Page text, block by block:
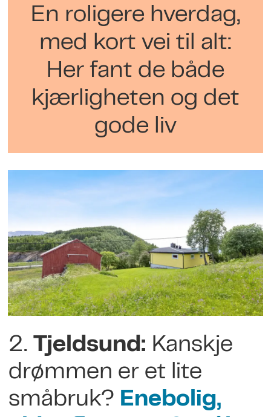
En roligere hverdag,
med kort vei til alt:
Her fant de både
kjærligheten og det
gode liv
2. Tjeldsund: Kanskje
drømmen er et lite
småbruk? Enebolig,